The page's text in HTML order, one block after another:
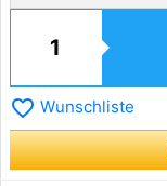
favorite_border Wunschliste